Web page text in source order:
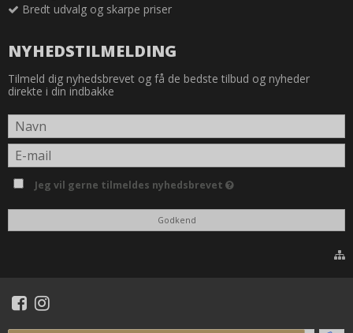
Bredt udvalg og skarpe priser
NYHEDSTILMELDING
Tilmeld dig nyhedsbrevet og få de bedste tilbud og nyheder
direkte i din indbakke
Jeg vil gerne tilmeldes nyhedsbrevet
Godkend